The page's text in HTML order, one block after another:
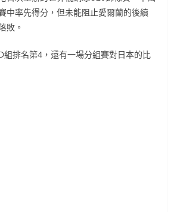
中率先得分，但未能阻止愛爾蘭的後續
敗。
組排名第4，還有一場分組賽對日本的比